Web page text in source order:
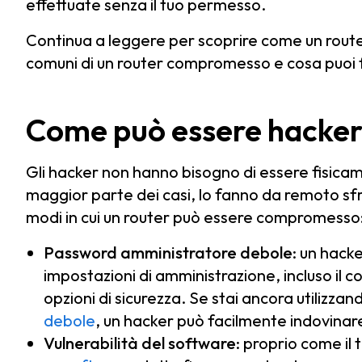
effettuate senza il tuo permesso.
Continua a leggere per scoprire come un
comuni di un router compromesso e cosa
Come può essere
Gli hacker non hanno bisogno di essere
maggior parte dei casi, lo fanno da remoto
modi in cui un router può essere
Password amministratore debole: un
impostazioni di amministrazione, incluso il
opzioni di sicurezza. Se stai ancora
debole, un hacker può facilmente
Vulnerabilità del software: proprio come il